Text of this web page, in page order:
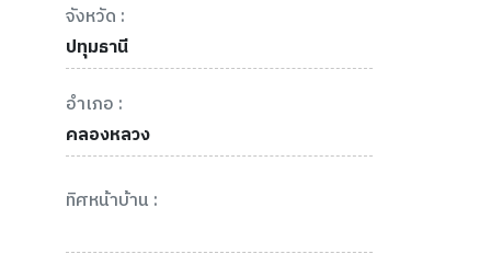
จังหวัด :
ปทุมธานี
อำเภอ :
คลองหลวง
ทิศหน้าบ้าน :